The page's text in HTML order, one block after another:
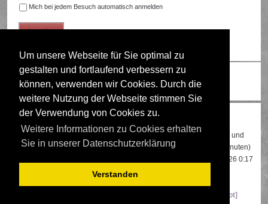
Um unsere Webseite für Sie optimal zu
gestalten und fortlaufend verbessern zu
können, verwenden wir Cookies. Durch die
weitere Nutzung der Webseite stimmen Sie
der Verwendung von Cookies zu.
Weitere Informationen zu Cookies erhalten
Sie in unserer Datenschutzerklärung
Verstanden
Mich bei jedem Besuch automatisch anmelden
Ändere Schriftgröße
Wer ist online?
Insgesamt sind573Besucher online: 3 registrierte, 0 unsichtbare und
570 Gäste (basierend auf den aktiven Besuchern der letzten 5 Minuten)
Besuchern, die am 13.04.2026 0:17
gleichzeitig online waren.
Majestic-12 [Bot]